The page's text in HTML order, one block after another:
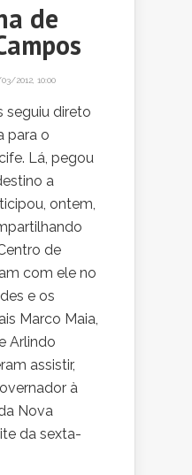
de
2012, 10:00
seguiu direto
para o
Lá, pegou
a
ontem,
de
com ele no
e os
Marco Maia,
Arlindo
assistir,
à
Nova
da sexta-